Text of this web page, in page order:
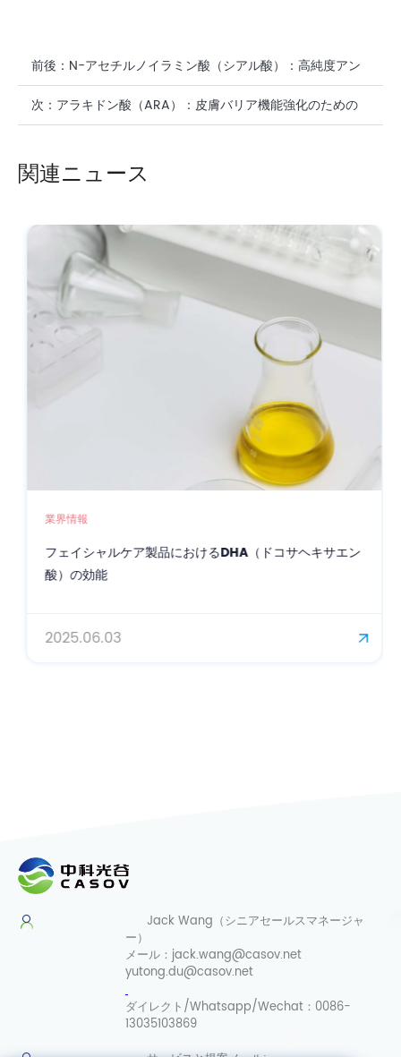
前後： N-アセチルノイラミン酸（シアル酸）：高純度アン
チエイジング＆保湿ソリューション
次： アラキドン酸（ARA）：皮膚バリア機能強化のための
関連ニュース
業界情報
フェイシャルケア製品におけるDHA（ドコサヘキサエン
酸）の効能
2025.06.03
Jack Wang（シニアセールスマネージャ
ー）
メール： jack.wang@casov.net
yutong.du@casov.net
ダイレクト/Whatsapp/Wechat： 0086-
13035103869